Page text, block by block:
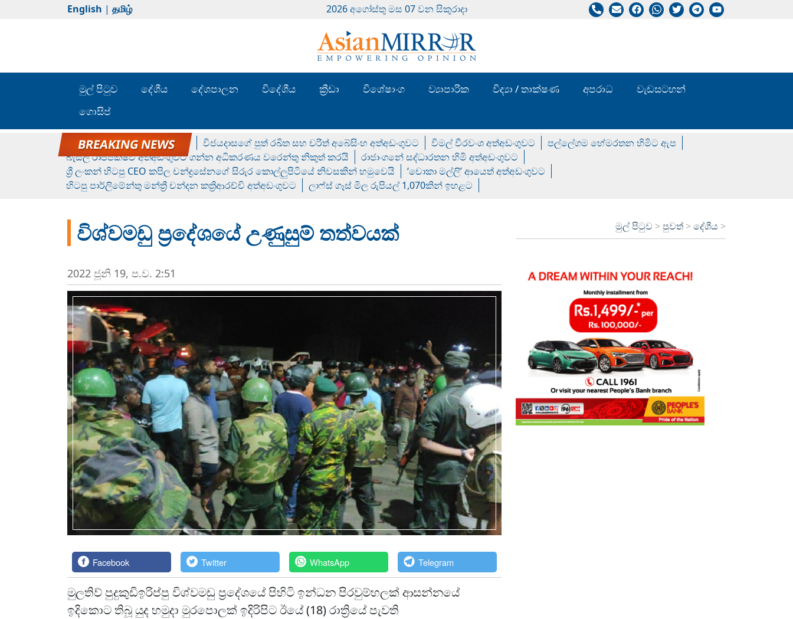
English | தமிழ் 2026 අගෝස්‍තු මස 07 වන සිකුරාදා
මුල් පිටුව දේශීය දේශපාලන විදේශීය ක්‍රීඩා විශේෂාංග ව්‍යාපාරික විද්‍යා / තාක්ෂණ අපරාධ
වැඩසටහන්
ගොසිප්
රන් ගෙනා රුමේෂ්ගේ හෙල්ලය විජයදාසගේ පුත් රඛිත සහ චරිත් අබේසිංහ අත්අඩංගුවට විමල් වීරවංශ අත්අඩංගුවට
පල්ලේගම හේමරතන හිමිට ඇප
බැසිල් රාජපක්ෂව අත්අඩංගුවට ගන්න අධිකරණය වරෙන්තු නිකුත් කරයි
රාජාංගනේ සද්ධාරතන හිමි අත්අඩංගුවට
ශ්‍රී ලංකන් හිටපු CEO කපිල චන්ද්‍රසේනගේ සිරුර කොල්ලුපිටියේ නිවසකින් හමුවෙයි
‘චොකා මල්ලි’ ආයෙත් අත්අඩංගුවට
හිටපු පාර්ලිමේන්තු මන්ත්‍රී චන්දන කත්‍රිආරච්චි අත්අඩංගුවට
ලාෆ්ස් ගෑස් මිල රුපියල් 1,070කින් ඉහළට
විශ්වමඩු ප්‍රදේශයේ උණුසුම් තත්වයක් මුල් පිටුව >පුවත් >දේශීය >
2022 ජූනි 19, ප.ව. 2:51
Facebook Twitter WhatsApp Telegram
මුලතිව් පුදුකුඩිඉරිප්පු විශ්වමඩු ප්‍රදේශයේ පිහිටි ඉන්ධන පිරවුම්හලක් ආසන්නයේ
ඉදිකොට තිබූ යුද හමුදා මුරපොලක් ඉදිරිපිට ඊයේ (18) රාත්‍රියේ පැවති